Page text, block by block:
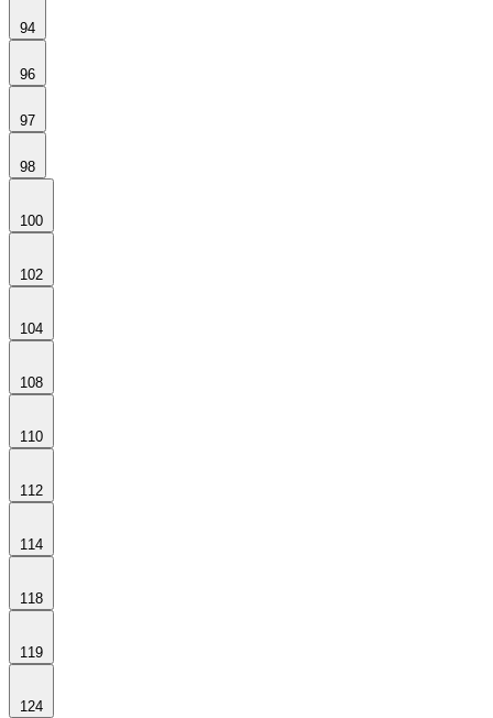
94
96
97
98
100
102
104
108
110
112
114
118
119
124